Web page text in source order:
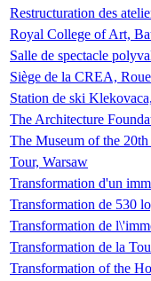
Restructuration des
Royal College of Art,
Salle de spectacle
Siège de la CREA,
Station de ski
The Architecture
The Museum of the
Tour, Warsaw
Transformation d'un
Transformation de 530
Transformation de
Transformation de la
Transformation of the